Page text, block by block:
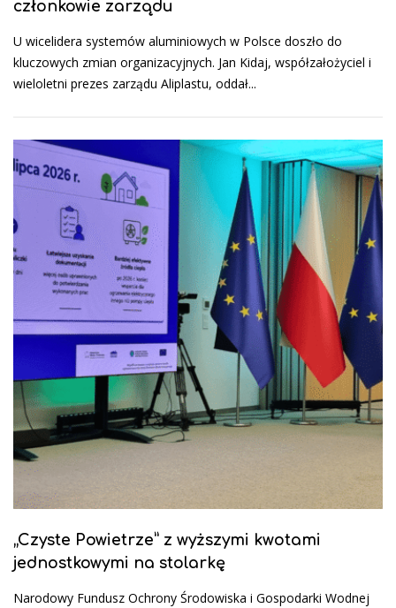
członkowie zarządu
U wicelidera systemów aluminiowych w Polsce doszło do
kluczowych zmian organizacyjnych. Jan Kidaj, współzałożyciel i
wieloletni prezes zarządu Aliplastu, oddał...
„Czyste Powietrze” z wyższymi kwotami
jednostkowymi na stolarkę
Narodowy Fundusz Ochrony Środowiska i Gospodarki Wodnej